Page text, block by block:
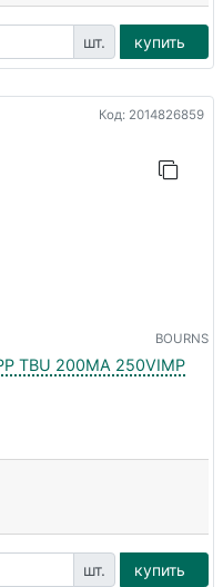
шт. купить
Код: 2014826859
BOURNS
TBU 200MA 250VIMP
шт. купить